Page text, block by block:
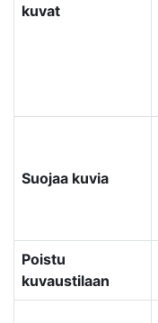
kuvat
Suojaa kuvia
Poistu
kuvaustilaan